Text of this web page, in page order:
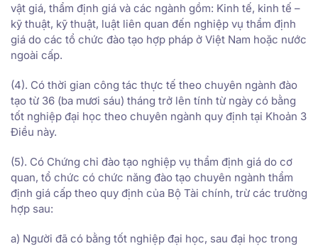
vật giá, thẩm định giá và các ngành gồm: Kinh tế, kinh tế –
kỹ thuật, kỹ thuật, luật liên quan đến nghiệp vụ thẩm định
giá do các tổ chức đào tạo hợp pháp ở Việt Nam hoặc nước
ngoài cấp.
(4). Có thời gian công tác thực tế theo chuyên ngành đào
tạo từ 36 (ba mươi sáu) tháng trở lên tính từ ngày có bằng
tốt nghiệp đại học theo chuyên ngành quy định tại Khoản 3
Điều này.
(5). Có Chứng chỉ đào tạo nghiệp vụ thẩm định giá do cơ
quan, tổ chức có chức năng đào tạo chuyên ngành thẩm
định giá cấp theo quy định của Bộ Tài chính, trừ các trường
hợp sau:
a) Người đã có bằng tốt nghiệp đại học, sau đại học trong